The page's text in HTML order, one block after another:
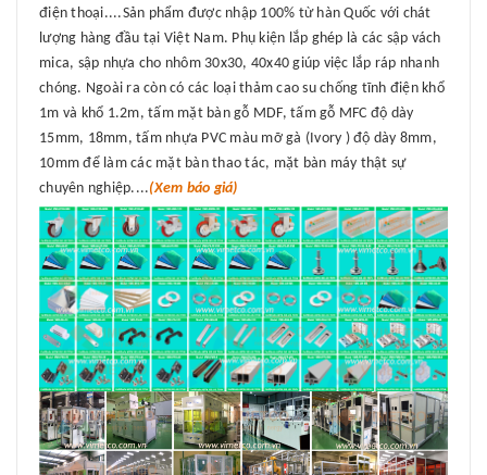
điện thoại....Sản phẩm được nhập 100% từ hàn Quốc với chát
lượng hàng đầu tại Việt Nam. Phụ kiện lắp ghép là các sập vách
mica, sập nhựa cho nhôm 30x30, 40x40 giúp việc lắp ráp nhanh
chóng. Ngoài ra còn có các loại thảm cao su chống tĩnh điện khổ
1m và khổ 1.2m, tấm mặt bàn gỗ MDF, tấm gỗ MFC độ dày
15mm, 18mm, tấm nhựa PVC màu mỡ gà (Ivory ) độ dày 8mm,
10mm để làm các mặt bàn thao tác, mặt bàn máy thật sự
chuyên nghiệp....(Xem báo giá)